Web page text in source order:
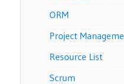
ORM
Project
Resource List
Scrum